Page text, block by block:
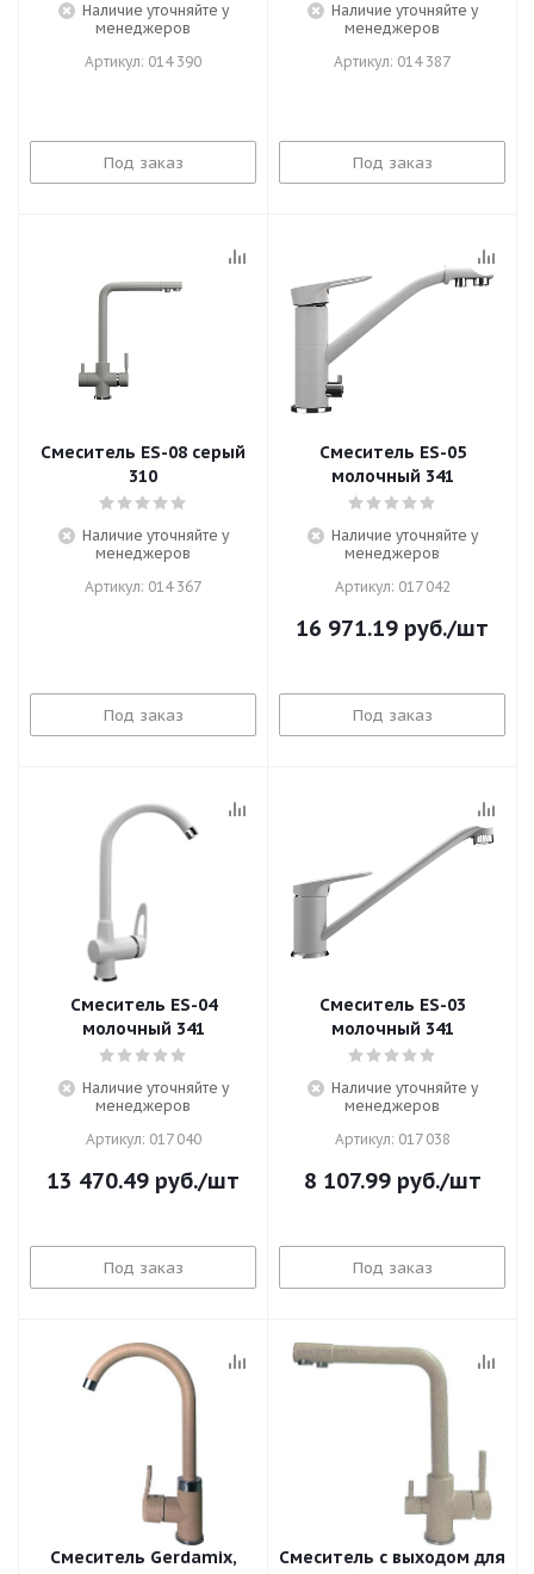
Наличие уточняйте у
менеджеров
Артикул: 014 390
Под заказ
Наличие уточняйте у
менеджеров
Артикул: 014 387
Под заказ
Смеситель ES-08 серый
310
Наличие уточняйте у
менеджеров
Артикул: 014 367
Под заказ
Смеситель ES-05
молочный 341
Наличие уточняйте у
менеджеров
Артикул: 017 042
16 971.19 руб./шт
Под заказ
Смеситель ES-04
молочный 341
Наличие уточняйте у
менеджеров
Артикул: 017 040
13 470.49 руб./шт
Под заказ
Смеситель ES-03
молочный 341
Наличие уточняйте у
менеджеров
Артикул: 017 038
8 107.99руб./шт
Под заказ
Смеситель Gerdamix,
Смеситель c выходом для